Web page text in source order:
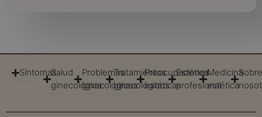
SíntomasSalud
ginecológica
Problemas
ginecológicos
Tratamientos
ginecológicos
Preocupaciones
estéticas
Estética
profesional
Medicina
estética
Sobre